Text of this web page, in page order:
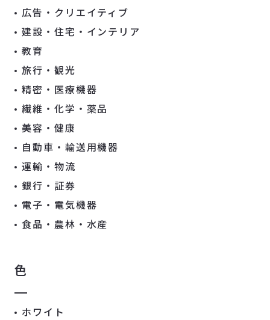
広告・クリエイティブ
建設・住宅・インテリア
教育
旅行・観光
精密・医療機器
繊維・化学・薬品
美容・健康
自動車・輸送用機器
運輸・物流
銀行・証券
電子・電気機器
食品・農林・水産
色
ホワイト